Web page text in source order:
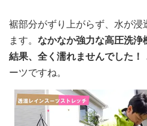
裾部分がずり上がらず、水が
ます。 なかなか強力な高圧洗浄
結果、全く濡れませんでした！
ーツですね。